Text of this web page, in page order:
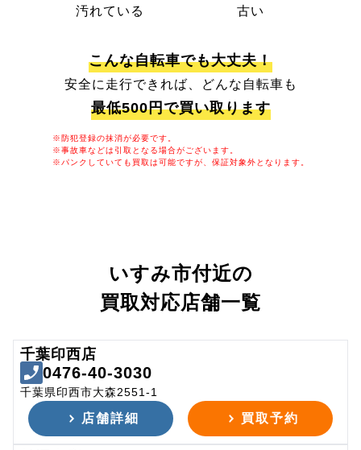
汚れている 古い
こんな自転車でも大丈夫！
安全に走行できれば、どんな自転車も
最低500円で買い取ります
※防犯登録の抹消が必要です。
※事故車などは引取となる場合がございます。
※パンクしていても買取は可能ですが、保証対象外となります。
いすみ市付近の
買取対応店舗一覧
千葉印西店
0476-40-3030
千葉県印西市大森2551-1
店舗詳細 買取予約